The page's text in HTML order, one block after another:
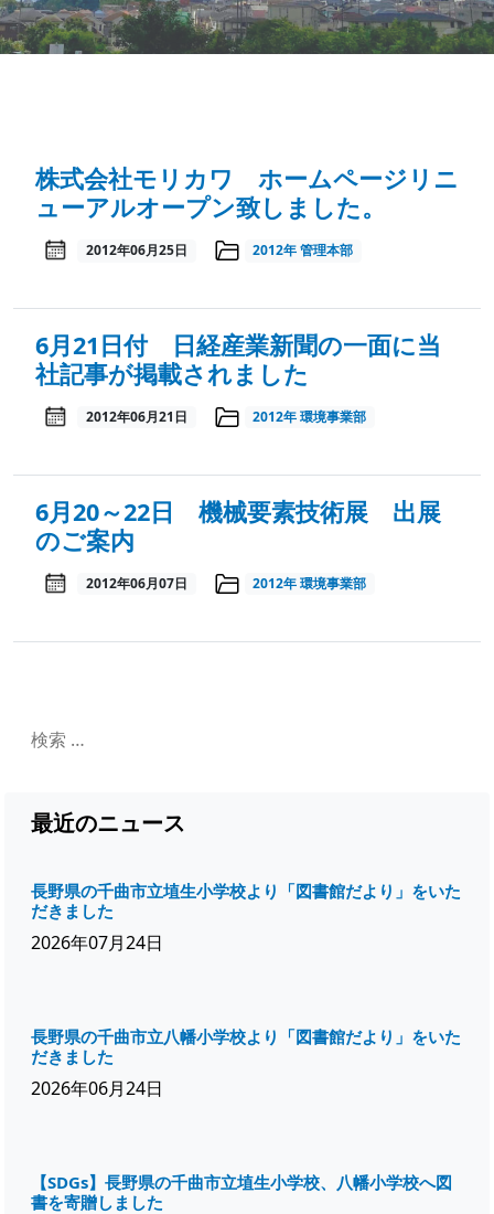
株式会社モリカワ ホームページリニ
ューアルオープン致しました。
2012年06月25日 2012年管理本部
6月21日付 日経産業新聞の一面に当
社記事が掲載されました
2012年06月21日 2012年環境事業部
6月20～22日 機械要素技術展 出展
のご案内
2012年06月07日 2012年環境事業部
最近のニュース
長野県の千曲市立埴生小学校より「図書館だより」をいた
だきました
2026年07月24日
長野県の千曲市立八幡小学校より「図書館だより」をいた
だきました
2026年06月24日
【SDGs】長野県の千曲市立埴生小学校、八幡小学校へ図
書を寄贈しました